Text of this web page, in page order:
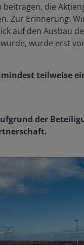
beitragen, die
Zur Erinnerung:
auf den Ausbau
wurde erst
teilweise
der